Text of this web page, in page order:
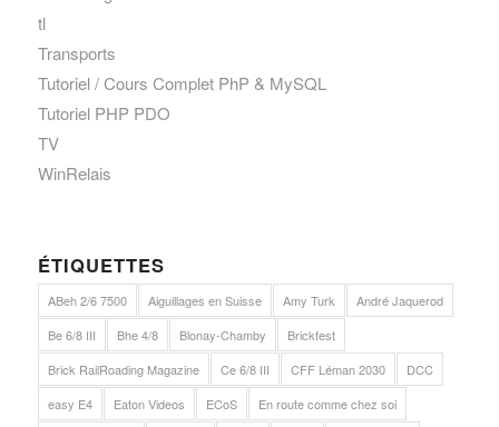
tl
Transports
Tutoriel / Cours Complet PhP & MySQL
Tutoriel PHP PDO
TV
WinRelais
ÉTIQUETTES
ABeh 2/6 7500 Aiguillages en Suisse Amy Turk
André Jaquerod
Be 6/8 III
Bhe 4/8 Blonay-Chamby
Brickfest
Brick RailRoading Magazine
Ce 6/8 III CFF Léman 2030
DCC
easy E4
Eaton Videos ECoS
En route comme chez soi